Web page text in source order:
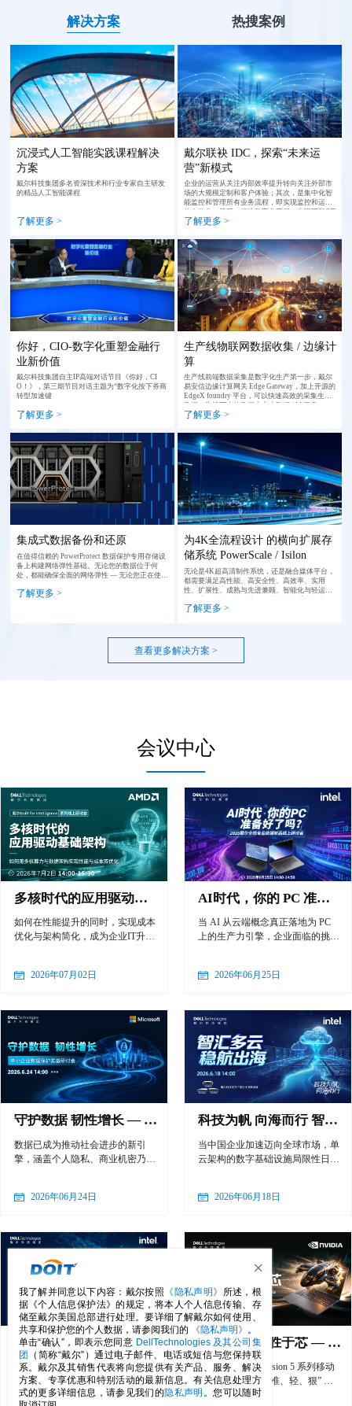
解决方案 热搜案例
沉浸式人工智能实践课程解决
方案
戴尔科技集团多名资深技术和行业专家自主研发
的精品人工智能课程
了解更多 >
戴尔联袂 IDC，探索“未来运
营”新模式
企业的运营从关注内部效率提升转向关注外部市
场的大规模定制和客户体验；其次，是集中化智
能监控和管理所有业务流程，即实现监控和运维
的自动化。第三，打造数字化工程，实现IT和OT
的融合。
了解更多 >
你好，CIO-数字化重塑金融行
业新价值
戴尔科技集团自主IP高端对话节目《你好，CI
O！》，第三期节目对话主题为“数字化按下券商
转型加速键
了解更多 >
生产线物联网数据收集 / 边缘计
算
生产线前端数据采集是数字化生产第一步，戴尔
易安信边缘计算网关 Edge Gateway，加上开源的
EdgeX foundry 平台，可以快速高效的采集生产
数据，为接下来的数据中心大数据 /AI 服务。
了解更多 >
集成式数据备份和还原
在值得信赖的 PowerProtect 数据保护专用存储设
备上构建网络弹性基础。无论您的数据位于何
处，都能确保全面的网络弹性 — 无论您正在使用
Manager 备份一体机保护本地数据，还是使用软
了解更多 >
为4K全流程设计 的横向扩展存
储系统 PowerScale / Isilon
无论是4K超高清制作系统，还是融合媒体平台，
都需要满足高性能、高安全性、高效率、实用
性、扩展性、成熟与先进兼顾、智能化与轻运维
明确的指标，同时也是存储的选型标准。
了解更多 >
查看更多解决方案 >
会议中心
多核时代的应用驱动基础架构—如何用多核算力与数据架构实现性能与成本双优化
如何在性能提升的同时，实现成本
优化与架构简化，成为企业IT升级
现，将从真实客户应用场景出发，
何打造面向未来的高性能数据中心
2026年07月02日
AI时代，你的 PC 准备好了吗？— 2026戴尔全栈专业终端新品线上研讨会
当 AI 从云端概念真正落地为 PC
上的生产力引擎，企业面临的挑战
无缝融合？如何让设备在高频差旅
2026年06月25日
守护数据 韧性增长 — 中小企业数据保护实战研讨会
数据已成为推动社会进步的新引
擎，涵盖个人隐私、商业机密乃至
索软件攻击逐年攀升，《数据安全
是“要不要做”的问题，而是“如何
做好”的必答题。
2026年06月24日
科技为帆 向海而行 智汇多云 稳航出海 — 戴尔科技助力中国企业扬帆出海
当中国企业加速迈向全球市场，单
云架构的数字基础设施局限性日益
复杂性，面对这些真实且紧迫的痛
灵活、可进化的多云数据中心底
2026年06月18日
从数据保护到网络弹性——构建"可预防、可检测、可恢复"的企业级韧性体系
邀请您与网络弹性专家团队一同深
入探讨，在"攻击不可避免"的现实
下，如何确保关键数据可信可恢
轻悍藏锋 智胜于芯 — 全新Dell Pro Precision 5系列移动工作站网络研讨会
全新 Dell Pro Precision 5 系列移动
工作站，以 “稳、准、轻、狠” 的
核心优势，打破传统工作站 “厚重
×
我了解并同意以下内容：戴尔按照 《隐私声明》 所述，根
据《个人信息保护法》的规定，将本人个人信息传输、存
储至戴尔美国总部进行处理。要详细了解戴尔如何使用、
共享和保护您的个人数据，请参阅我们的
《隐私声明》 。
单击“确认”，即表示您同意 DellTechnologies 及其公司集
团
（简称“戴尔”）通过电子邮件、电话或短信与您保持联
系。戴尔及其销售代表将向您提供有关产品、服务、解决
方案、专享优惠和特别活动的最新信息。有关信息处理方
式的更多详细信息，请参见我们的隐私声明 。您可以随时